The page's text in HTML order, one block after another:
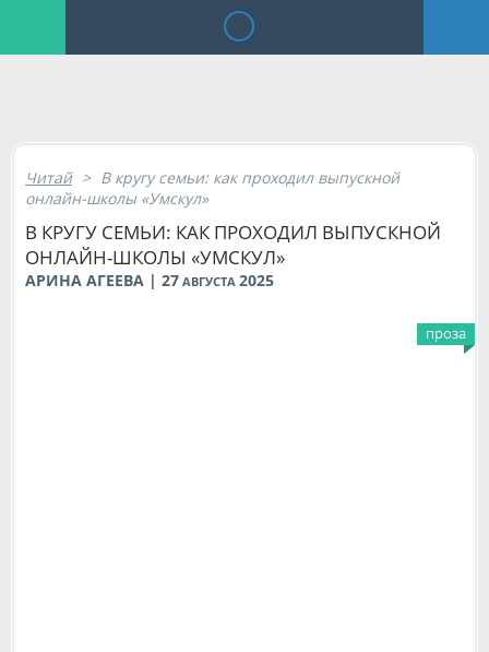
Читай > В кругу семьи: как проходил выпускной
онлайн-школы «Умскул»
В КРУГУ СЕМЬИ: КАК ПРОХОДИЛ ВЫПУСКНОЙ
ОНЛАЙН-ШКОЛЫ «УМСКУЛ»
АРИНА АГЕЕВА | 27 АВГУСТА 2025
проза